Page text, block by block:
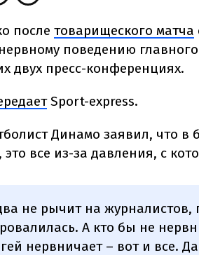
после товарищеского матча
поведению
двух пресс-конференциях.
Sport-express.
Динамо заявил, что в
все из-за давления, с
не рычит на журналистов,
А кто бы не
нервничает – вот и все.